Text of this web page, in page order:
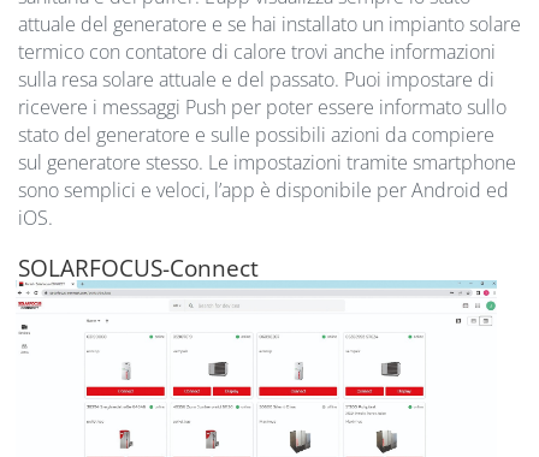
attuale del generatore e se hai installato un impianto solare
termico con contatore di calore trovi anche informazioni
sulla resa solare attuale e del passato. Puoi impostare di
ricevere i messaggi Push per poter essere informato sullo
stato del generatore e sulle possibili azioni da compiere
sul generatore stesso. Le impostazioni tramite smartphone
sono semplici e veloci, l’app è disponibile per Android ed
iOS.
SOLARFOCUS-Connect